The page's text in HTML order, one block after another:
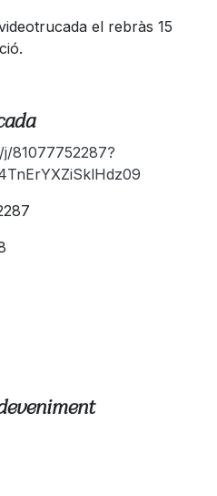
el rebràs 15
81077752287?